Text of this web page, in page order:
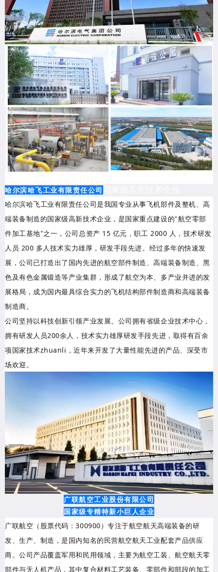
哈尔滨哈飞工业有限责任公司
哈尔滨哈飞工业有限责任公司是我国专业从事飞机部件及整机、高
端装备制造的国家级高新技术企业，是国家重点建设的"航空零部
件加工基地"之一，公司总资产 15 亿元，职工 2000 人，技术研发
人员 200 多人技术实力雄厚，研发手段先进。经过多年的快速发
展，公司已打造出了国内先进的航空部件制造、高端装备制造、黑
色及有色金属锻造等产业集群，形成了航空为本、多产业并进的发
展格局，成为国内最具综合实力的飞机结构部件制造商和高端装备
制造商。
公司坚持以科技创新引领产业发展。公司拥有省级企业技术中心，
拥有研发人员200余人，技术实力雄厚研发手段先进，取得有百余
项国家技术zhuanli，近年来开发了大量性能先进的产品、深受市
场欢迎。
广联航空工业股份有限公司
国家级专精特新小巨人企业
广联航空（股票代码：300900）专注于航空航天高端装备的研
发、生产、制造，是国内知名的民营航空航天工业配套产品供应
商。公司产品覆盖军用和民用领域，主要为航空工装、航空航天零
部件与无人机产品，其中复合材料工艺装备、零部件和部段的加工